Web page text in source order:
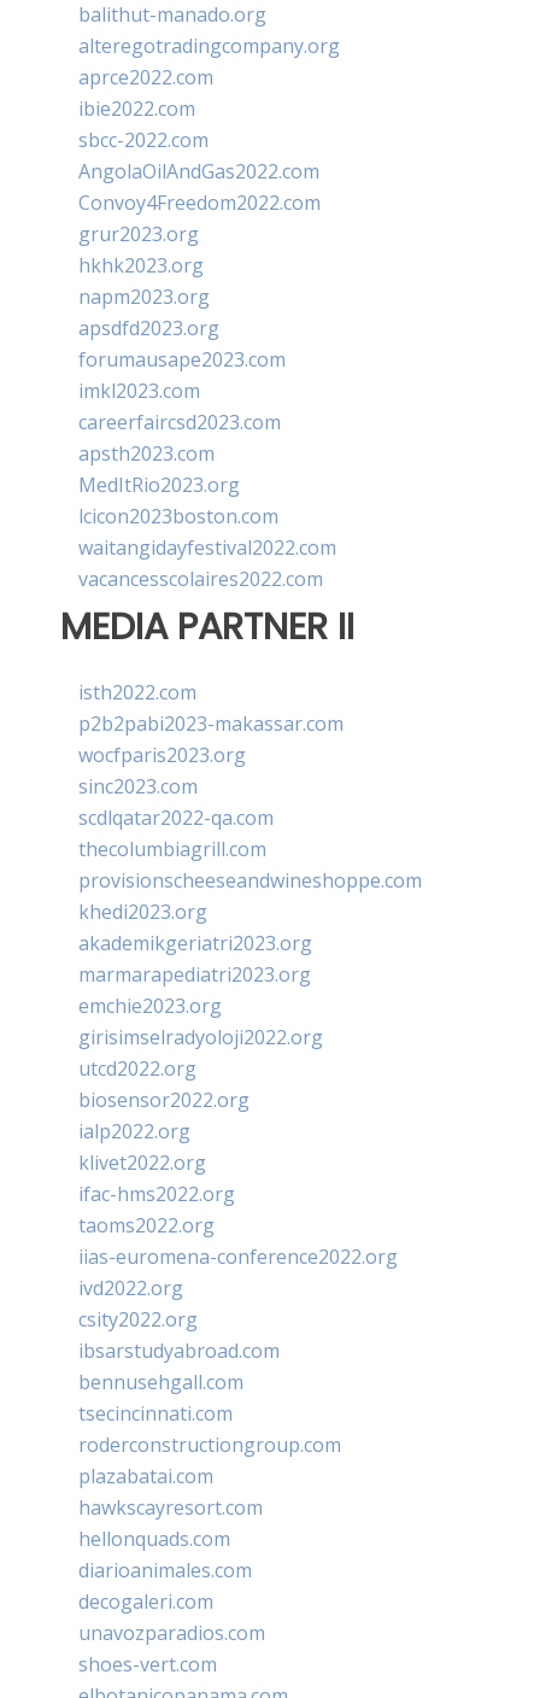
balithut-manado.org
alteregotradingcompany.org
aprce2022.com
ibie2022.com
sbcc-2022.com
AngolaOilAndGas2022.com
Convoy4Freedom2022.com
grur2023.org
hkhk2023.org
napm2023.org
apsdfd2023.org
forumausape2023.com
imkl2023.com
careerfaircsd2023.com
apsth2023.com
MedItRio2023.org
lcicon2023boston.com
waitangidayfestival2022.com
vacancesscolaires2022.com
MEDIA PARTNER II
isth2022.com
p2b2pabi2023-makassar.com
wocfparis2023.org
sinc2023.com
scdlqatar2022-qa.com
thecolumbiagrill.com
provisionscheeseandwineshoppe.com
khedi2023.org
akademikgeriatri2023.org
marmarapediatri2023.org
emchie2023.org
girisimselradyoloji2022.org
utcd2022.org
biosensor2022.org
ialp2022.org
klivet2022.org
ifac-hms2022.org
taoms2022.org
iias-euromena-conference2022.org
ivd2022.org
csity2022.org
ibsarstudyabroad.com
bennusehgall.com
tsecincinnati.com
roderconstructiongroup.com
plazabatai.com
hawkscayresort.com
hellonquads.com
diarioanimales.com
decogaleri.com
unavozparadios.com
shoes-vert.com